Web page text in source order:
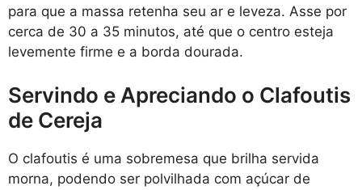
para que a massa retenha seu ar e leveza. Asse por
cerca de 30 a 35 minutos, até que o centro esteja
levemente firme e a borda dourada.
Servindo e Apreciando o Clafoutis
de Cereja
O clafoutis é uma sobremesa que brilha servida
morna, podendo ser polvilhada com açúcar de